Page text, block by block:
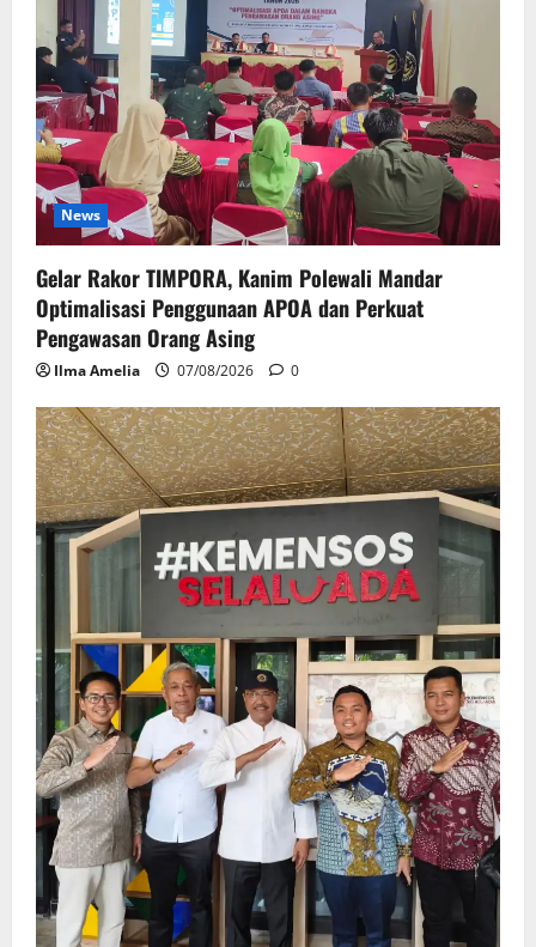
News
Gelar Rakor TIMPORA, Kanim Polewali Mandar
Optimalisasi Penggunaan APOA dan Perkuat
Pengawasan Orang Asing
Ilma Amelia 07/08/2026 0